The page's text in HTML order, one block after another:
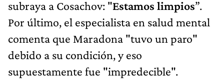
subraya a Cosachov: "Estamos limpios”.
Por último, el especialista en salud mental
comenta que Maradona "tuvo un paro"
debido a su condición, y eso
supuestamente fue "impredecible".